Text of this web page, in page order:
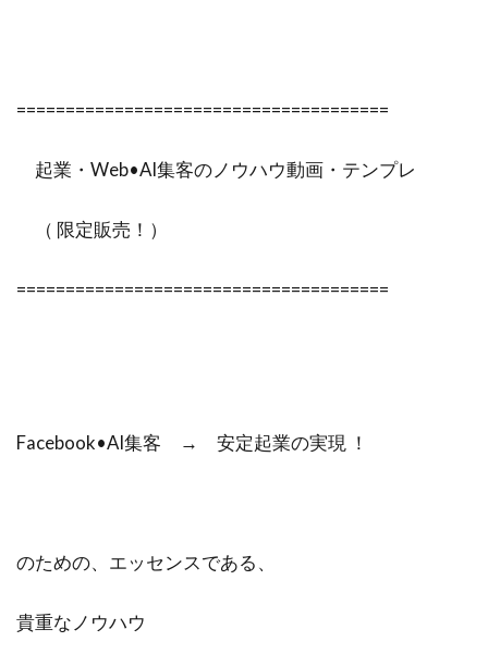
======================================
起業・Web•AI集客のノウハウ動画・テンプレ
（ 限定販売！）
======================================
Facebook•AI集客 → 安定起業の実現 ！
のための、エッセンスである、
貴重なノウハウ